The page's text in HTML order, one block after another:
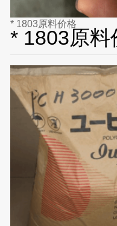
* 1803原料价格
* 1803原料